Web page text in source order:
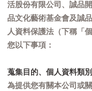
活股份有限公司、誠品
品文化藝術基金會及誠
人資料保護法（下稱「
您以下事項：
蒐集目的、個人資料類
為提供您有關本公司或